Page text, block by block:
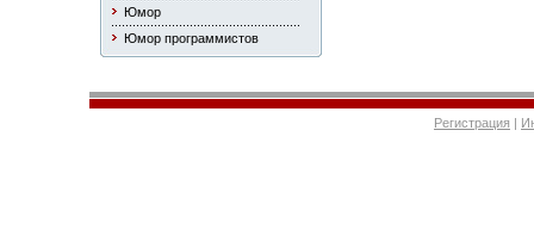
Юмор
Юмор программистов
Регистрация |